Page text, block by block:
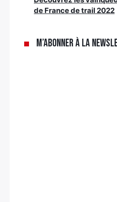
de France de trail 2022
M’abonner à la